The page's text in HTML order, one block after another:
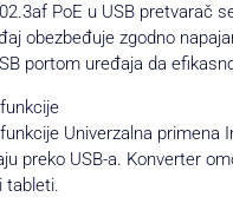
PoE u USB pretvarač
obezbeđuje zgodno
portom uređaja da
Univerzalna
preko USB-a. Konverter
tableti.